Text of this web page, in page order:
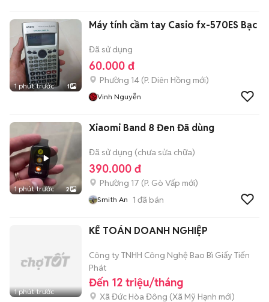
1 phút trước 1
Máy tính cầm tay Casio fx-570ES Bạc
Đã sử dụng
60.000 đ
Phường 14 (P. Diên Hồng mới)
Vinh Nguyễn
1 phút trước 2
Xiaomi Band 8 Đen Đã dùng
Đã sử dụng (chưa sửa chữa)
390.000 đ
Phường 17 (P. Gò Vấp mới)
Smith An 1 đã bán
1 phút trước
KẾ TOÁN DOANH NGHIỆP
Công ty TNHH Công Nghệ Bao Bì Giấy Tiến
Phát
Đến 12 triệu/tháng
Xã Đức Hòa Đông (Xã Mỹ Hạnh mới)